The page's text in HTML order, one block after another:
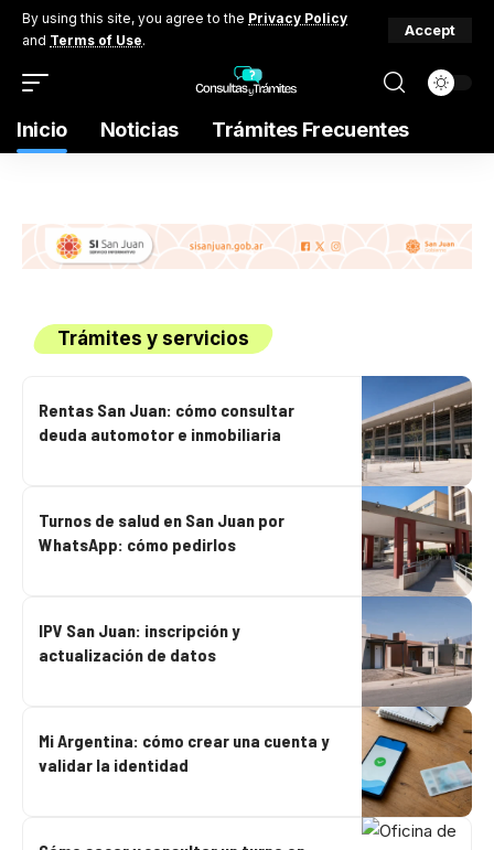
By using this site, you agree to the Privacy Policy
and Terms of Use.
Accept
Inicio Noticias Trámites Frecuentes
Trámites y servicios
Rentas San Juan: cómo consultar
deuda automotor e inmobiliaria
Turnos de salud en San Juan por
WhatsApp: cómo pedirlos
IPV San Juan: inscripción y
actualización de datos
Mi Argentina: cómo crear una cuenta y
validar la identidad